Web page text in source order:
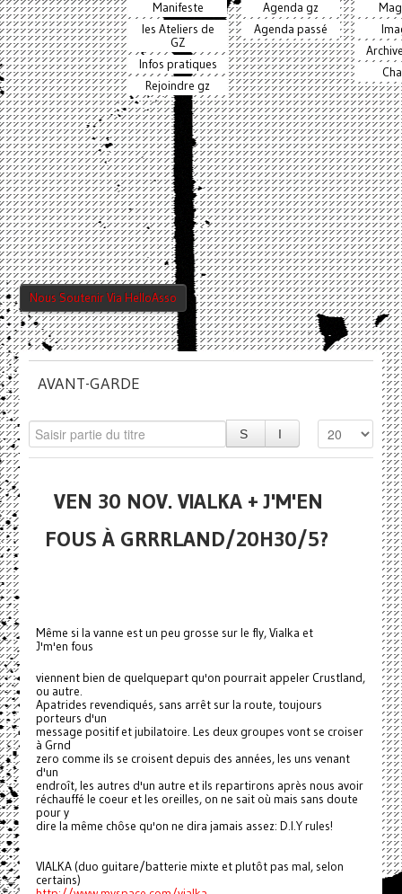
Manifeste
les Ateliers de
GZ
Infos pratiques
Rejoindre gz
Agenda gz
Agenda passé
Nous Soutenir Via HelloAsso
AVANT-GARDE
VEN 30 NOV. VIALKA + J'M'EN
FOUS À GRRRLAND/20H30/5?
Même si la vanne est un peu grosse sur le fly, Vialka et
J'm'en fous
viennent bien de quelquepart qu'on pourrait appeler Crustland,
ou autre.
Apatrides revendiqués, sans arrêt sur la route, toujours
porteurs d'un
message positif et jubilatoire. Les deux groupes vont se croiser
à Grnd
zero comme ils se croisent depuis des années, les uns venant
d'un
endroît, les autres d'un autre et ils repartirons après nous avoir
réchauffé le coeur et les oreilles, on ne sait où mais sans doute
pour y
dire la même chôse qu'on ne dira jamais assez: D.I.Y rules!
VIALKA (duo guitare/batterie mixte et plutôt pas mal, selon
certains)